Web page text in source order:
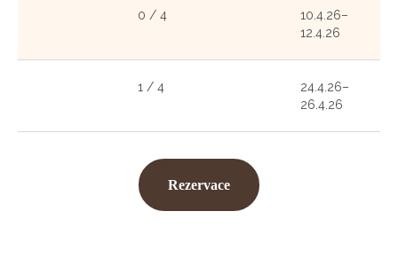
0 / 4
10.4.26–
12.4.26
1 / 4
24.4.26–
26.4.26
Rezervace